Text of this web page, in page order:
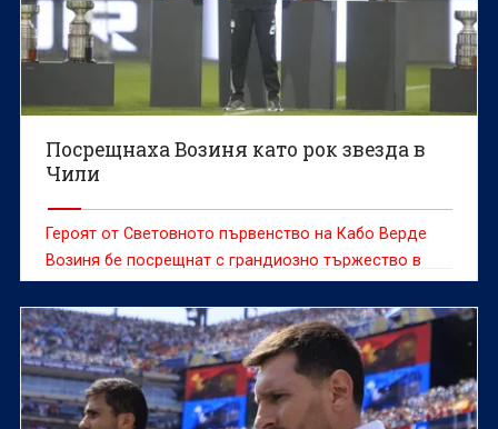
Посрещнаха Возиня като рок звезда в
Чили
Героят от Световното първенство на Кабо Верде
Возиня бе посрещнат с грандиозно тържество в
сряда, след като се присъедини към чилийския
гранд Коло Коло, предаде ДПА.